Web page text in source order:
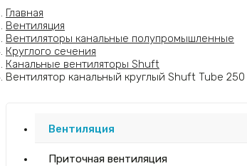
Главная
Вентиляция
Вентиляторы канальные полупромышленные
Круглого сечения
Канальные вентиляторы Shuft
Вентилятор канальный круглый Shuft Tube 250
Вентиляция
Приточная вентиляция